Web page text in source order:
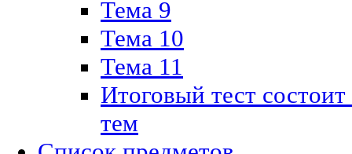
Тема 9
Тема 10
Тема 11
Итоговый тест
тем